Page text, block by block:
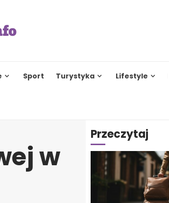
Sport Turystyka Lifestyle
w
Przeczytaj